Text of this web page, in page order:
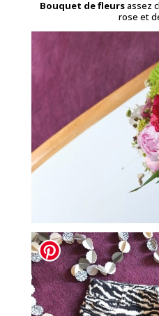
Bouquet de fleursassez
rose et